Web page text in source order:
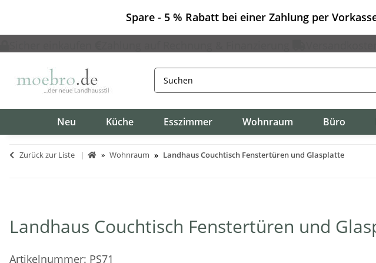
Spare - 5 % Rabatt bei einer Zahlung per
Neu Küche Esszimmer Wohnraum Büro
Zurück zur Liste Wohnraum Landhaus Couchtisch Fenstertüren und Glasplatte
Landhaus Couchtisch Fenstertüren und
Artikelnummer: PS71